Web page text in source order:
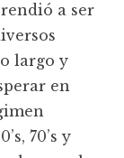
a ser
largo y
en
70’s y